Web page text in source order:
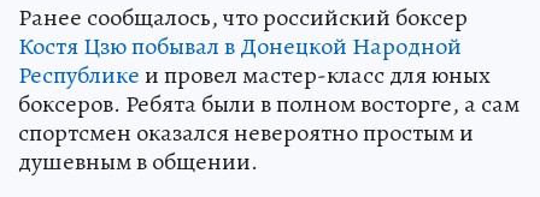
Ранее сообщалось, что российский боксер
Костя Цзю побывал в Донецкой Народной
Республикеи провел мастер-класс для юных
боксеров. Ребята были в полном восторге, а сам
спортсмен оказался невероятно простым и
душевным в общении.